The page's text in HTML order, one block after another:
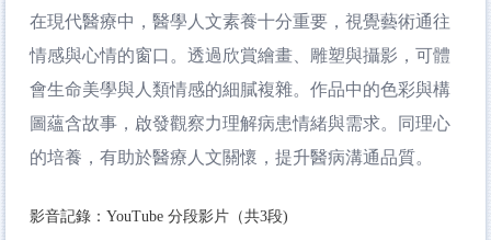
在現代醫療中，醫學人文素養十分重要，視覺藝術通往
情感與心情的窗口。透過欣賞繪畫、雕塑與攝影，可體
會生命美學與人類情感的細膩複雜。作品中的色彩與構
圖蘊含故事，啟發觀察力理解病患情緒與需求。同理心
的培養，有助於醫療人文關懷，提升醫病溝通品質。
影音記錄：YouTube 分段影片（共3段)